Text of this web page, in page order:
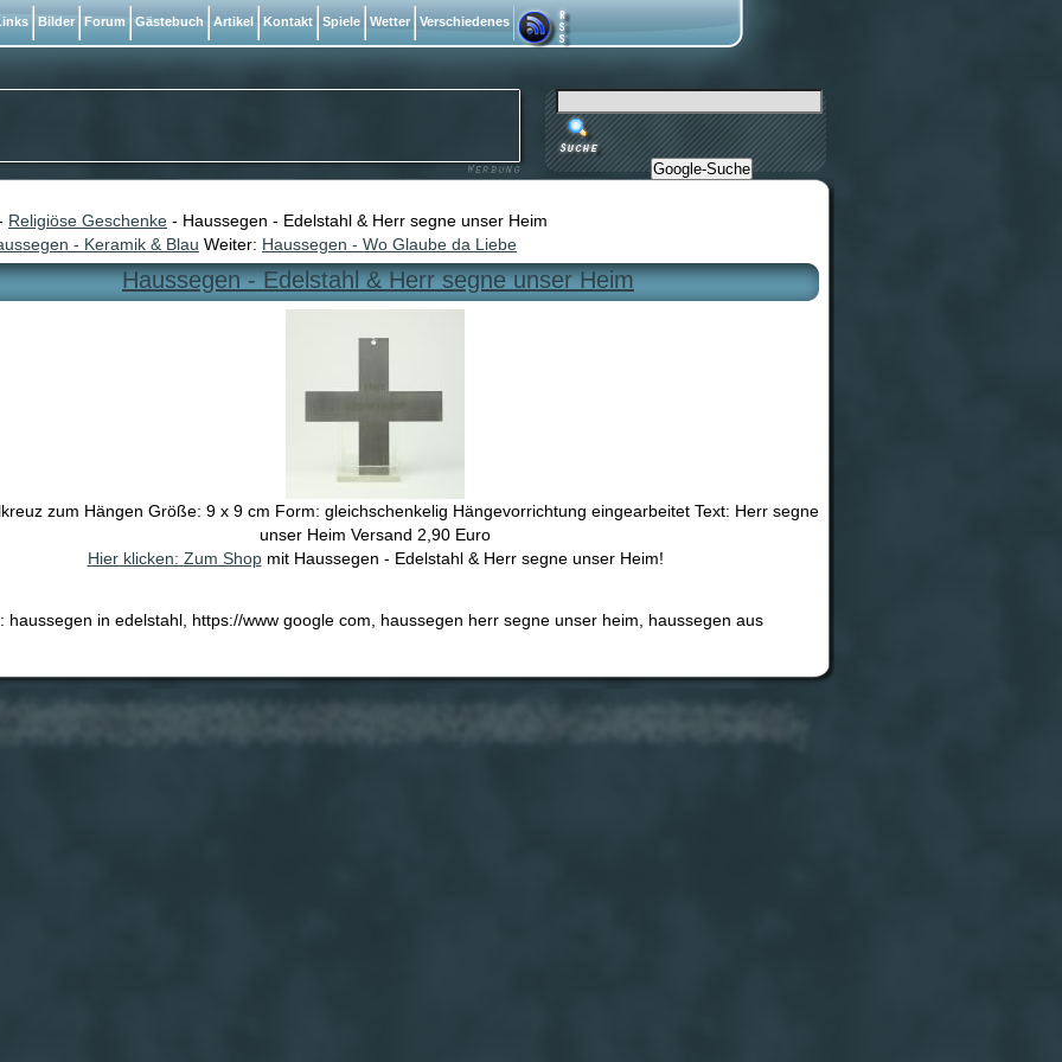
Religiöse Geschenke - Haussegen - Edelstahl & Herr segne unser Heim
- Keramik & Blau Weiter: Haussegen - Wo Glaube da Liebe
Haussegen - Edelstahl & Herr segne unser Heim
zum Hängen Größe: 9 x 9 cm Form: gleichschenkelig Hängevorrichtung eingearbeitet Text: Herr segne
unser Heim Versand 2,90 Euro
Hier klicken: Zum Shopmit Haussegen - Edelstahl & Herr segne unser Heim!
haussegen in edelstahl, https://www google com, haussegen herr segne unser heim, haussegen aus
Bilder Forum Gästebuch Artikel Kontakt Spiele Wetter Verschiedenes
Google-Suche